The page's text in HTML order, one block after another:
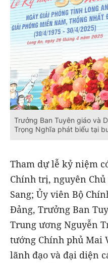
Trưởng Ban Tuyên giáo và
Trọng Nghĩa phát biểu tại
Tham dự lễ kỷ niệm
Chính trị, nguyên
Sang; Ủy viên Bộ
Đảng, Trưởng Ban
Trung ương Nguyễn
tướng Chính phủ Mai
lãnh đạo và đại diện